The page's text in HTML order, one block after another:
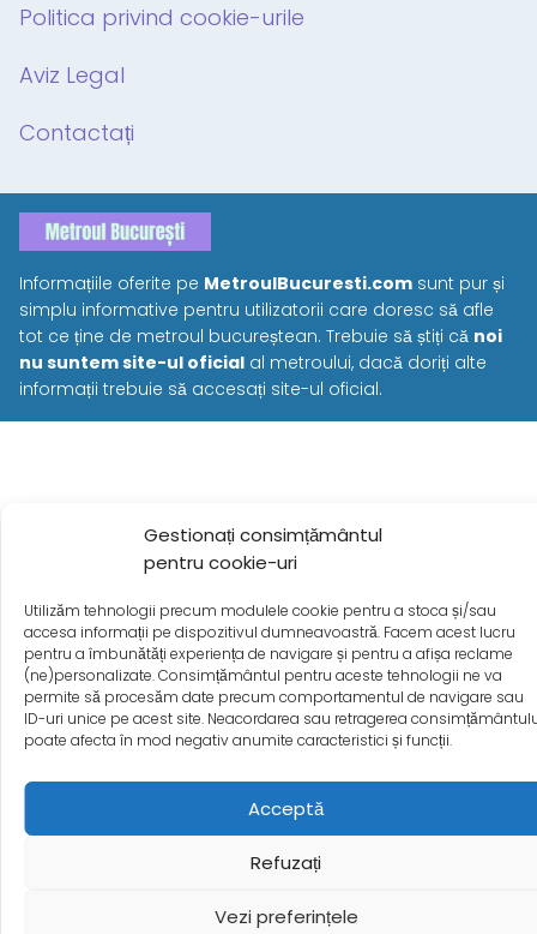
Gestionați consimțământul
pentru cookie-uri
Utilizăm tehnologii precum modulele cookie pentru a stoca și/sau
accesa informații pe dispozitivul dumneavoastră. Facem acest lucru
pentru a îmbunătăți experiența de navigare și pentru a afișa reclame
(ne)personalizate. Consimțământul pentru aceste tehnologii ne va
permite să procesăm date precum comportamentul de navigare sau
ID-uri unice pe acest site. Neacordarea sau retragerea
poate afecta în mod negativ anumite caracteristici și funcții.
Acceptă
Refuzați
Vezi preferințele
Politica privind cookie-urile
Aviz Legal
Contactați
Informațiile oferite pe MetroulBucuresti.com sunt pur și
simplu informative pentru utilizatorii care doresc să afle
tot ce ține de metroul bucureștean. Trebuie să știți că noi
nu suntem site-ul oficial al metroului, dacă doriți alte
informații trebuie să accesați site-ul oficial.